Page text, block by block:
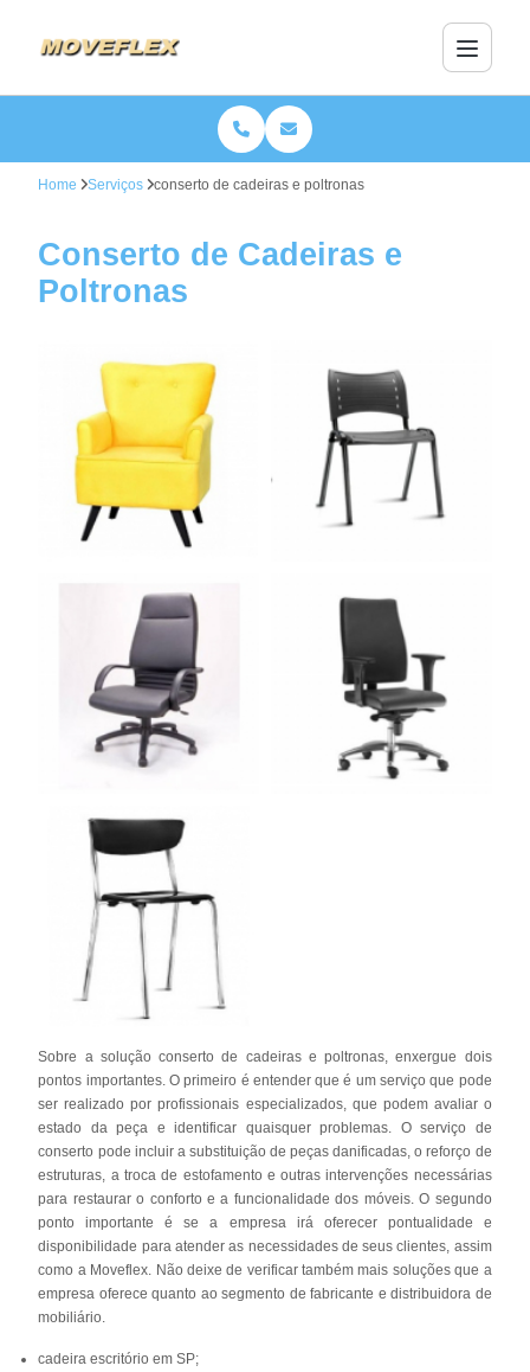
Home Serviços conserto de cadeiras e poltronas
Conserto de Cadeiras e
Poltronas
Sobre a solução conserto de cadeiras e poltronas, enxergue dois
pontos importantes. O primeiro é entender que é um serviço que pode
ser realizado por profissionais especializados, que podem avaliar o
estado da peça e identificar quaisquer problemas. O serviço de
conserto pode incluir a substituição de peças danificadas, o reforço de
estruturas, a troca de estofamento e outras intervenções necessárias
para restaurar o conforto e a funcionalidade dos móveis. O segundo
ponto importante é se a empresa irá oferecer pontualidade e
disponibilidade para atender as necessidades de seus clientes, assim
como a Moveflex. Não deixe de verificar também mais soluções que a
empresa oferece quanto ao segmento de fabricante e distribuidora de
mobiliário.
cadeira escritório em SP;